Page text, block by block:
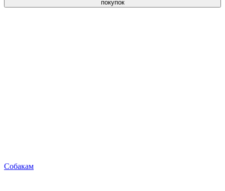
покупок
Собакам